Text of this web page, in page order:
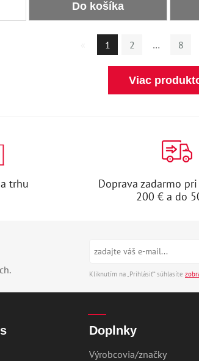
Do košíka
1 2 … 8
Viac
trhu
Doprava zadarmo
200 € a do
Kliknutím na „Prihlásiť“ súhlasíte
Doplnky
Výrobcovia/značky